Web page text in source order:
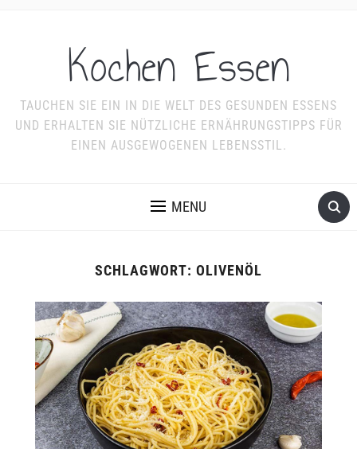
Kochen Essen
TAUCHEN SIE EIN IN DIE WELT DES GESUNDEN ESSENS
UND ERHALTEN SIE NÜTZLICHE ERNÄHRUNGSTIPPS FÜR
EINEN AUSGEWOGENEN LEBENSSTIL.
MENU
SCHLAGWORT: OLIVENÖL